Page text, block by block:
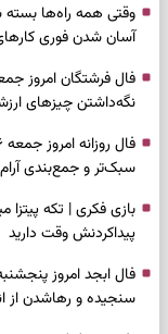
وقتی همه راه‌ها بسته
آسان شدن فوری
نگه‌داشتن چیزهای
سبک‌تر و جمع‌بندی آرام
پیداکردنش وقت دارید
سنجیده و رهاشدن از